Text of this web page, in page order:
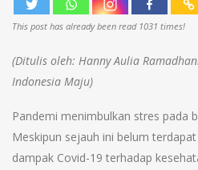
This post has already been read 1031 times!
(Ditulis oleh: Hanny Aulia
Indonesia Maju)
Pandemi menimbulkan stres pada
Meskipun sejauh ini belum
dampak Covid-19 terhadap